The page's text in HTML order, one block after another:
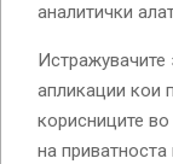
аналитички
Истражувачите
апликации кои
корисниците
на